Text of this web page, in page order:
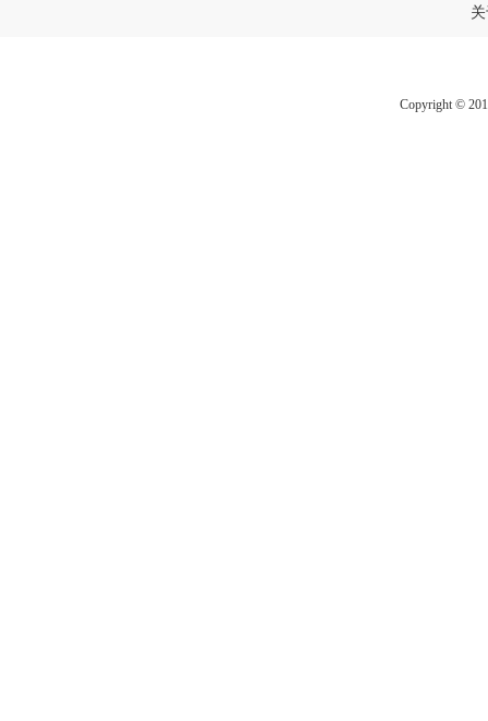
Copyright ©